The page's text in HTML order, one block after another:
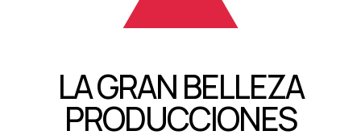
LA GRAN BELLEZA
PRODUCCIONES